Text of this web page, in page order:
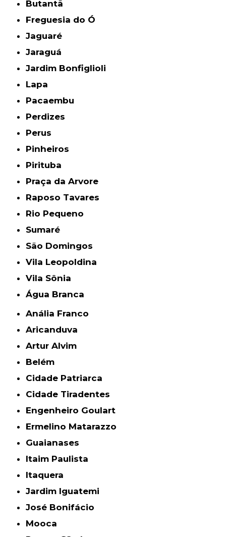
Butantã
Freguesia do Ó
Jaguaré
Jaraguá
Jardim Bonfiglioli
Lapa
Pacaembu
Perdizes
Perus
Pinheiros
Pirituba
Praça da Arvore
Raposo Tavares
Rio Pequeno
Sumaré
São Domingos
Vila Leopoldina
Vila Sônia
Água Branca
Anália Franco
Aricanduva
Artur Alvim
Belém
Cidade Patriarca
Cidade Tiradentes
Engenheiro Goulart
Ermelino Matarazzo
Guaianases
Itaim Paulista
Itaquera
Jardim Iguatemi
José Bonifácio
Mooca